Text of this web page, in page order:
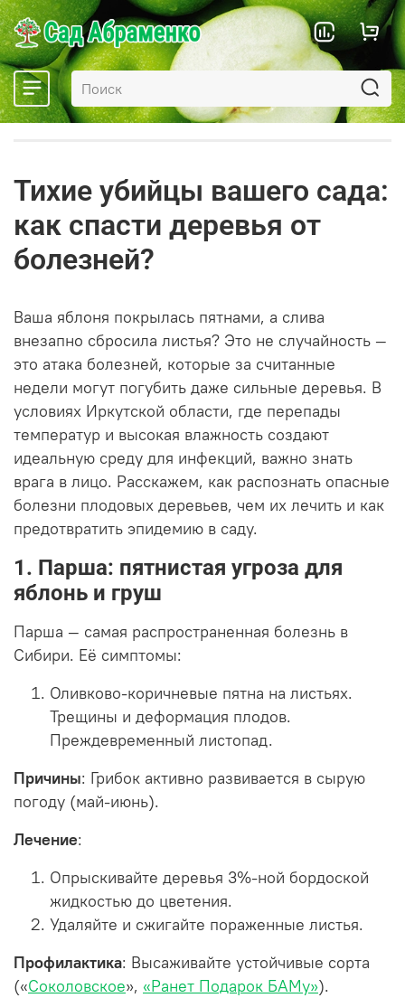
Тихие убийцы вашего сада:
как спасти деревья от
болезней?
Ваша яблоня покрылась пятнами, а слива
внезапно сбросила листья? Это не случайность —
это атака болезней, которые за считанные
недели могут погубить даже сильные деревья. В
условиях Иркутской области, где перепады
температур и высокая влажность создают
идеальную среду для инфекций, важно знать
врага в лицо. Расскажем, как распознать опасные
болезни плодовых деревьев, чем их лечить и как
предотвратить эпидемию в саду.
1. Парша: пятнистая угроза для
яблонь и груш
Парша — самая распространенная болезнь в
Сибири. Её симптомы:
Оливково-коричневые пятна на листьях.
Трещины и деформация плодов.
Преждевременный листопад.
Причины: Грибок активно развивается в сырую
погоду (май-июнь).
Лечение:
Опрыскивайте деревья 3%-ной бордоской
жидкостью до цветения.
Удаляйте и сжигайте пораженные листья.
Профилактика: Высаживайте устойчивые сорта
(«Соколовское», «Ранет Подарок БАМу»).